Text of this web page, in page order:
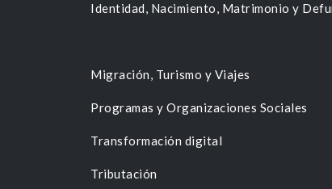
Identidad, Nacimiento, Matrimonio y
Migración, Turismo y Viajes
Programas y Organizaciones Sociales
Transformación digital
Tributación